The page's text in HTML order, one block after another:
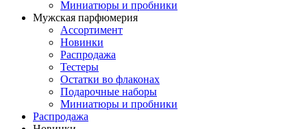
Миниатюры и пробники
Мужская парфюмерия
Ассортимент
Новинки
Распродажа
Тестеры
Остатки во флаконах
Подарочные наборы
Миниатюры и пробники
Распродажа